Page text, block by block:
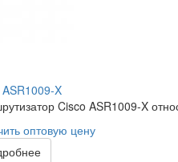
X
Cisco ASR1009-X
оптовую цену